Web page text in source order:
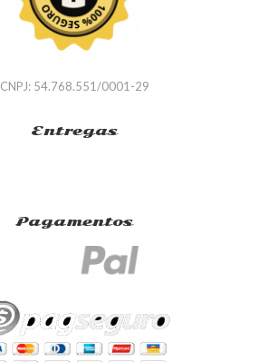
CNPJ: 54.768.551/0001-29
Entregas
Pagamentos